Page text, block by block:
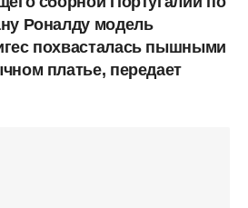
Роналду модель
похвасталась пышными
платье, передает